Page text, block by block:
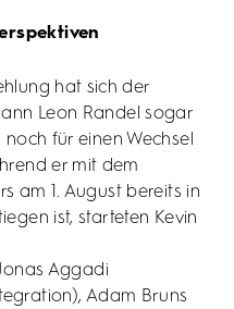
hat sich der
Leon Randel sogar
für einen Wechsel
er mit dem
am 1. August bereits in
ist, starteten Kevin
Aggadi
Adam Bruns